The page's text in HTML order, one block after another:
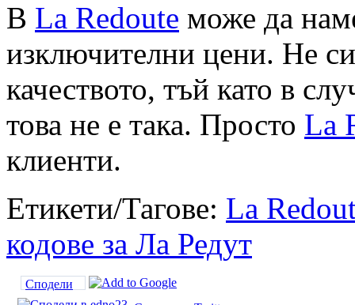
В La Redoute може да
изключителни цени. Не
качеството, тъй като в
това не е така. Просто La
клиенти.
Етикети/Тагове: La
кодове за Ла Редут
Сподели